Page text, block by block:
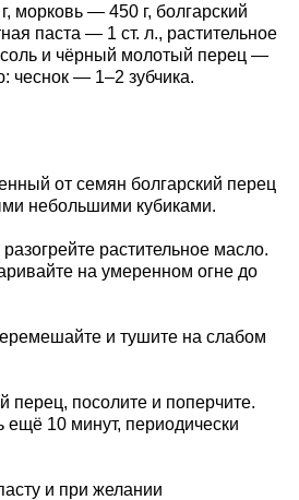
морковь — 450 г, болгарский
паста — 1 ст. л., растительное
и чёрный молотый перец —
чеснок — 1–2 зубчика.
от семян болгарский перец
небольшими кубиками.
растительное масло.
на умеренном огне до
и тушите на слабом
перец, посолите и поперчите.
ещё 10 минут, периодически
и при желании